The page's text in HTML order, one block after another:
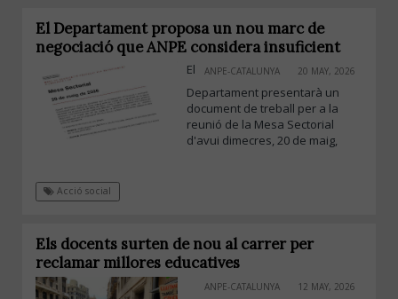
El Departament proposa un nou marc de
negociació que ANPE considera insuficient
ANPE-CATALUNYA 20 MAY, 2026
El
Departament presentarà un
document de treball per a la
reunió de la Mesa Sectorial
d'avui dimecres, 20 de maig,
Acció social
Els docents surten de nou al carrer per
reclamar millores educatives
ANPE-CATALUNYA 12 MAY, 2026